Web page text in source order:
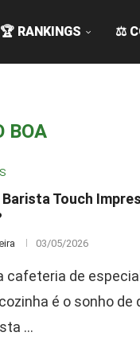
🏆 RANKINGS ⚖️
BOA
Touch
03/05/2026
cafeteria de
é o sonho de
…